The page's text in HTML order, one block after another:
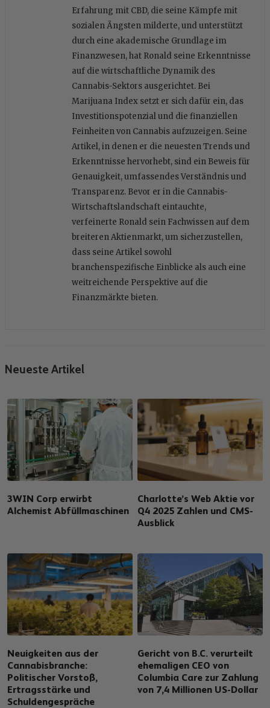
Erfahrung mit CBD, die seine Kämpfe mit
sozialen Ängsten milderte, und unterstützt
durch eine akademische Grundlage im
Finanzwesen, hat Ronald seine Erkenntnisse
auf die wirtschaftliche Dynamik des
Cannabis-Sektors ausgerichtet. Bei
Marijuana Index setzt er sich dafür ein, das
Investitionspotenzial und die finanziellen
Feinheiten von Cannabis aufzuzeigen. Seine
Artikel, in denen er die neuesten Trends und
Erkenntnisse hervorhebt, sind ein Beweis für
Genauigkeit, umfassendes Verständnis und
Transparenz. Bevor er in die Cannabis-
Wirtschaftslandschaft eintauchte,
verfeinerte Ronald sein Fachwissen auf dem
breiteren Aktienmarkt, um sicherzustellen,
dass seine Artikel sowohl
branchenspezifische Einblicke als auch eine
weitreichende Perspektive auf die
Finanzmärkte bieten.
Neueste Artikel
3WIN Corp erwirbt
Alchemist Abfüllmaschinen
Charlotte’s Web Aktie vor
Q4 2025 Zahlen und CMS-
Ausblick
Neuigkeiten aus der
Cannabisbranche:
Politischer Vorstoß,
Ertragsstärke und
Schuldengespräche
Gericht von B.C. verurteilt
ehemaligen CEO von
Columbia Care zur Zahlung
von 7,4 Millionen US-Dollar